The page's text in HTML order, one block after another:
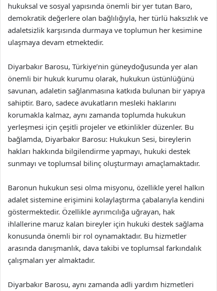
hukuksal ve sosyal yapısında önemli bir yer tutan Baro,
demokratik değerlere olan bağlılığıyla, her türlü haksızlık ve
adaletsizlik karşısında durmaya ve toplumun her kesimine
ulaşmaya devam etmektedir.
Diyarbakır Barosu, Türkiye’nin güneydoğusunda yer alan
önemli bir hukuk kurumu olarak, hukukun üstünlüğünü
savunan, adaletin sağlanmasına katkıda bulunan bir yapıya
sahiptir. Baro, sadece avukatların mesleki haklarını
korumakla kalmaz, aynı zamanda toplumda hukukun
yerleşmesi için çeşitli projeler ve etkinlikler düzenler. Bu
bağlamda, Diyarbakır Barosu: Hukukun Sesi, bireylerin
hakları hakkında bilgilendirme yapmayı, hukuki destek
sunmayı ve toplumsal bilinç oluşturmayı amaçlamaktadır.
Baronun hukukun sesi olma misyonu, özellikle yerel halkın
adalet sistemine erişimini kolaylaştırma çabalarıyla kendini
göstermektedir. Özellikle ayrımcılığa uğrayan, hak
ihlallerine maruz kalan bireyler için hukuki destek sağlama
konusunda önemli bir rol oynamaktadır. Bu hizmetler
arasında danışmanlık, dava takibi ve toplumsal farkındalık
çalışmaları yer almaktadır.
Diyarbakır Barosu, aynı zamanda adli yardım hizmetleri